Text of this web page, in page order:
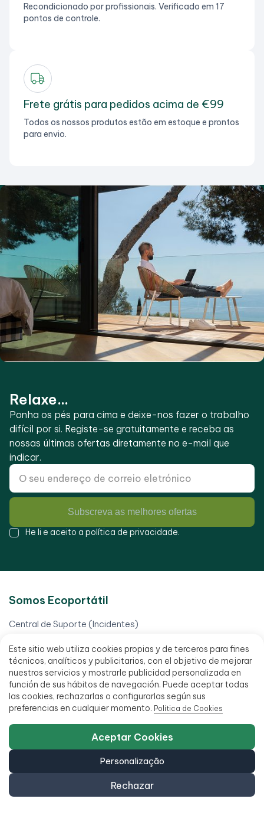
Recondicionado por profissionais. Verificado em 17
pontos de controle.
Frete grátis para pedidos acima de €99
Todos os nossos produtos estão em estoque e prontos
para envio.
Relaxe...
Ponha os pés para cima e deixe-nos fazer o trabalho
difícil por si. Registe-se gratuitamente e receba as
nossas últimas ofertas diretamente no e-mail que
indicar.
Subscreva as melhores ofertas
He li e aceito a política de privacidade.
Este sitio web utiliza cookies propias y de terceros para fines
técnicos, analíticos y publicitarios, con el objetivo de mejorar
nuestros servicios y mostrarle publicidad personalizada en
función de sus hábitos de navegación. Puede aceptar todas
las cookies, rechazarlas o configurarlas según sus
preferencias en cualquier momento. Política de Cookies
Rechazar
Personalização
Aceptar Cookies
Somos Ecoportátil
Central de Suporte (Incidentes)
Contacto
FAQ - Perguntas Frequentes
Processo de recondicionamento
Quem somos nós
Certificado de Eliminação de Dados (ITAD)